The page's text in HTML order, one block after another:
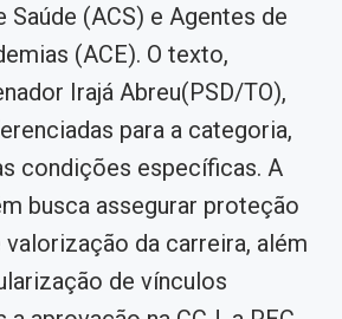
Saúde (ACS) e Agentes de
(ACE). O texto,
Irajá Abreu(PSD/TO),
para a categoria,
condições específicas. A
busca assegurar proteção
da carreira, além
de vínculos